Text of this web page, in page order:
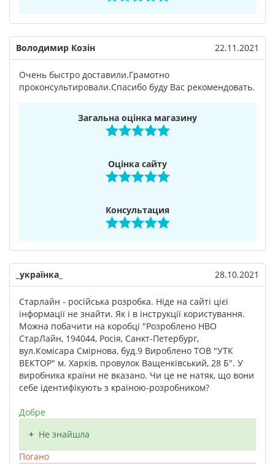
Володимир Козін 22.11.2021
Очень быстро доставили.Грамотно
проконсультировали.Спасибо буду Вас рекомендовать.
Загальна оцінка магазину
Оцінка сайту
Консультация
_українка_ 28.10.2021
Старлайн - російська розробка. Ніде на сайті цієї
інформації не знайти. Як і в інструкції користування.
Можна побачити на коробці "Розроблено НВО
СтарЛайн, 194044, Росія, Санкт-Петербург,
вул.Комісара Смірнова, буд.9 Вироблено ТОВ "УТК
ВЕКТОР" м. Харків, провулок Ващенківський, 28 Б". У
виробника країни не вказано. Чи це не натяк, що вони
себе ідентифікують з країною-розробником?
Добре
Не знайшла
Погано